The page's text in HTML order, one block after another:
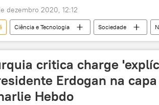
dezembro 2020, 12:12
Ciência e Tecnologia Sociedade
critica charge
Erdogan na
Hebdo